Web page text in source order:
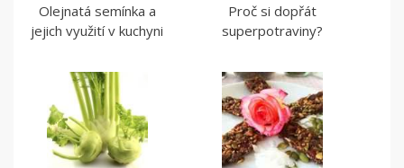
Olejnatá semínka a
jejich využití v kuchyni
Proč si dopřát
superpotraviny?